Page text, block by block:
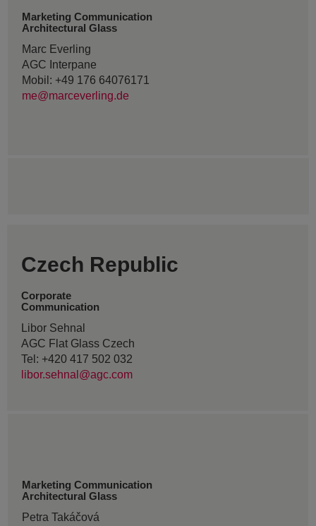
Marketing Communication
Architectural Glass
Marc Everling
AGC Interpane
Mobil: +49 176 64076171
me@marceverling.de
Czech Republic
Corporate
Communication
Libor Sehnal
AGC Flat Glass Czech
Tel: +420 417 502 032
libor.sehnal@agc.com
Marketing Communication
Architectural Glass
Petra Takáčová